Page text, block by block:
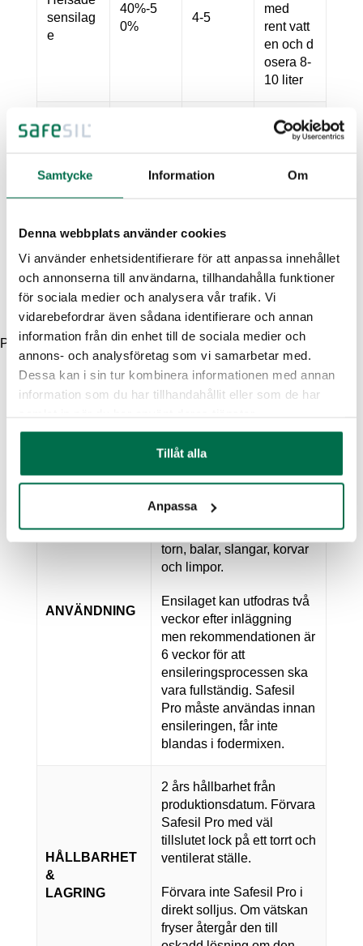
Samtycke Information Om
Denna webbplats använder cookies
Vi använder enhetsidentifierare för att anpassa innehållet
och annonserna till användarna, tillhandahålla funktioner
för sociala medier och analysera vår trafik. Vi
vidarebefordrar även sådana identifierare och annan
information från din enhet till de sociala medier och
annons- och analysföretag som vi samarbetar med.
Dessa kan i sin tur kombinera informationen med annan
information som du har tillhandahållit eller som de har
Tillåt alla
Anpassa
sensilag
e
40%-5
0%
4-5
med
rent vatt
en och d
osera 8-
10 liter
Majs (Vi
nterfodri
Majs (So
ring)
0%
Om du har fel produkt hemma,klicka här.
Produktdata
Bulk • 1000 liter IBC
liter dunk
ANVÄNDNING
Till alla typer av grödor;
helsädesensilage i alla
lagringssystem; plansilos,
torn, balar, slangar, korvar
och limpor.
Ensilaget kan utfodras två
veckor efter inläggning
men rekommendationen är
6 veckor för att
ensileringsprocessen ska
vara fullständig. Safesil
Pro måste användas innan
ensileringen, får inte
blandas i fodermixen.
HÅLLBARHET
&
LAGRING
2 års hållbarhet från
produktionsdatum. Förvara
Safesil Pro med väl
tillslutet lock på ett torrt och
ventilerat ställe.
Förvara inte Safesil Pro i
direkt solljus. Om vätskan
fryser återgår den till